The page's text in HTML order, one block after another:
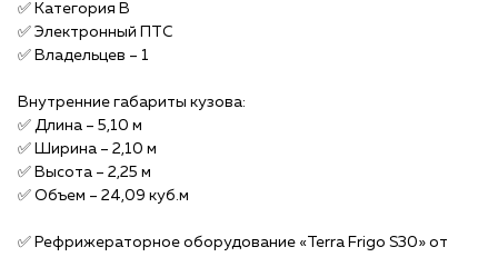
✅️ Категория В
✅️ Электронный ПТС
✅️ Владельцев – 1
Внутренние габариты кузова:
✅️ Длина – 5,10 м
✅️ Ширина – 2,10 м
✅️ Высота – 2,25 м
✅️ Объем – 24,09 куб.м
✅️ Рефрижераторное оборудование «Terra Frigo S30» от